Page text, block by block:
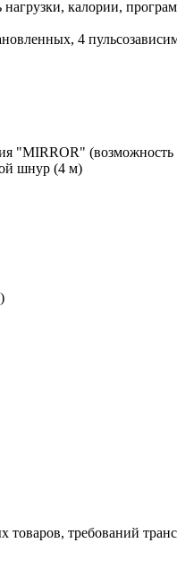
нагрузки, калории,
4
"MIRROR"
шнур (4 м)
товаров, требований